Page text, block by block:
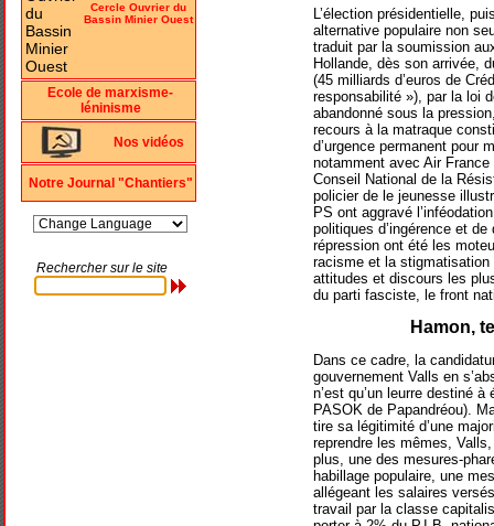
Cercle Ouvrier du
Bassin Minier Ouest
Ecole de marxisme-
léninisme
Nos vidéos
Notre Journal "Chantiers"
Rechercher sur le site
L’élection présidentielle,
alternative populaire non
traduit par la soumission
Hollande, dès son arrivée,
(45 milliards d’euros de
responsabilité »), par la loi
abandonné sous la
recours à la matraque
d’urgence permanent pour
notamment avec Air
Conseil National de la
policier de le jeunesse
PS ont aggravé
politiques d’ingérence et
répression ont été les
racisme et la
attitudes et discours les
du parti fasciste, le front
Hamon,
Dans ce cadre, la
gouvernement Valls en
n’est qu’un leurre destiné
PASOK de Papandréou).
tire sa légitimité d’une
reprendre les mêmes,
plus, une des mesures-
habillage populaire, une
allégeant les salaires
travail par la classe